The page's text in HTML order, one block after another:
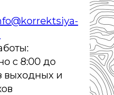
с 8:00 до
выходных и